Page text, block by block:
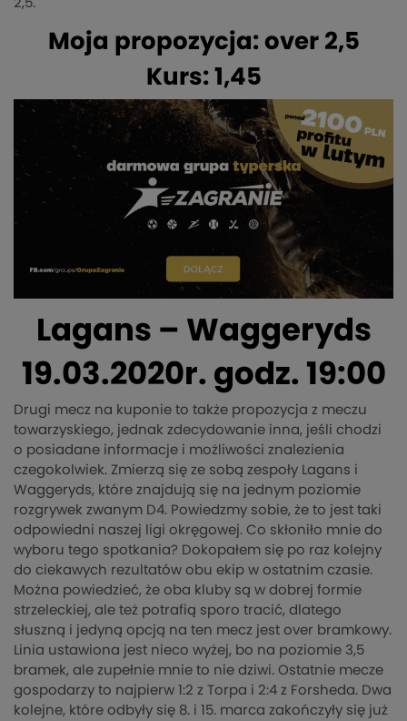
2,5.
Moja propozycja: over 2,5
Kurs: 1,45
Lagans – Waggeryds
19.03.2020r. godz. 19:00
Drugi mecz na kuponie to także propozycja z meczu
towarzyskiego, jednak zdecydowanie inna, jeśli chodzi
o posiadane informacje i możliwości znalezienia
czegokolwiek. Zmierzą się ze sobą zespoły Lagans i
Waggeryds, które znajdują się na jednym poziomie
rozgrywek zwanym D4. Powiedzmy sobie, że to jest taki
odpowiedni naszej ligi okręgowej. Co skłoniło mnie do
wyboru tego spotkania? Dokopałem się po raz kolejny
do ciekawych rezultatów obu ekip w ostatnim czasie.
Można powiedzieć, że oba kluby są w dobrej formie
strzeleckiej, ale też potrafią sporo tracić, dlatego
słuszną i jedyną opcją na ten mecz jest over bramkowy.
Linia ustawiona jest nieco wyżej, bo na poziomie 3,5
bramek, ale zupełnie mnie to nie dziwi. Ostatnie mecze
gospodarzy to najpierw 1:2 z Torpa i 2:4 z Forsheda. Dwa
kolejne, które odbyły się 8. i 15. marca zakończyły się już